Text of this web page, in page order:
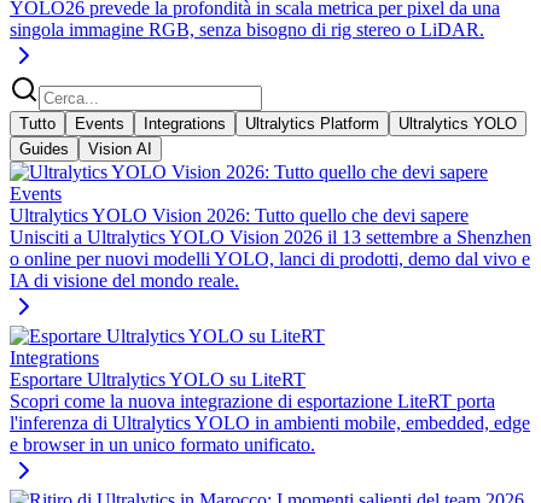
YOLO26 prevede la profondità in scala metrica per pixel da una
singola immagine RGB, senza bisogno di rig stereo o LiDAR.
Tutto Events Integrations Ultralytics Platform
Ultralytics YOLO
Guides
Vision AI
Events
Ultralytics YOLO Vision 2026: Tutto quello che devi sapere
Unisciti a Ultralytics YOLO Vision 2026 il 13 settembre a Shenzhen
o online per nuovi modelli YOLO, lanci di prodotti, demo dal vivo e
IA di visione del mondo reale.
Integrations
Esportare Ultralytics YOLO su LiteRT
Scopri come la nuova integrazione di esportazione LiteRT porta
l'inferenza di Ultralytics YOLO in ambienti mobile, embedded, edge
e browser in un unico formato unificato.